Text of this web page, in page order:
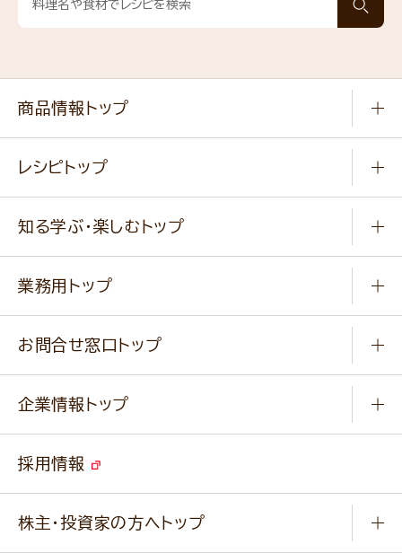
商品情報トップ
健康食品・他
新商品・リニューアル商品
通販サイト一覧
レシピトップ
作り方動画
みなさまのレシピはこちら
知る学ぶ・楽しむトップ
ふっくらパンをつくりましょう
キャンペーン
業務用トップ
ニップンの アマニ 業務用サイト
ベジカフェブランドサイト
お問合せ窓口トップ
改善事例
業務用商品のお問合せ
企業情報トップ
事業紹介
採用情報
株主・投資家の方へトップ